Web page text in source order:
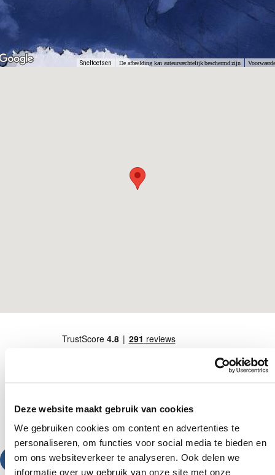
Deze website maakt gebruik van cookies
We gebruiken cookies om content en advertenties te
personaliseren, om functies voor social media te bieden en
om ons websiteverkeer te analyseren. Ook delen we
informatie over uw gebruik van onze site met onze
Sneltoetsen De afbeelding kan auteursrechtelijk beschermd zijn
Bel ons